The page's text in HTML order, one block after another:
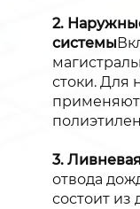
2.
системы
стоки. Для
3.
отвода
состоит